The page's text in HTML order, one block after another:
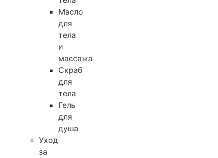
Масло
для
тела
и
массажа
Скраб
для
тела
Гель
для
душа
Уход
за